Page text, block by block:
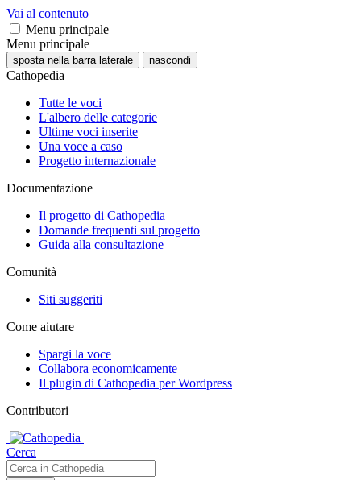
Vai al contenuto
Menu principale
Menu principale
sposta nella barra laterale nascondi
Cathopedia
Tutte le voci
L'albero delle categorie
Ultime voci inserite
Una voce a caso
Progetto internazionale
Documentazione
Il progetto di Cathopedia
Domande frequenti sul progetto
Guida alla consultazione
Comunità
Siti suggeriti
Come aiutare
Spargi la voce
Collabora economicamente
Il plugin di Cathopedia per Wordpress
Contributori
Cerca